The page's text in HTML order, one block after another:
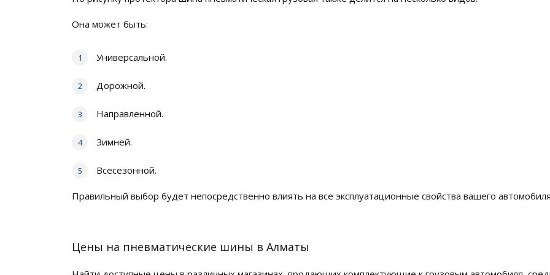
Она может быть:
Универсальной.
Дорожной.
Направленной.
Зимней.
Всесезонной.
Правильный выбор будет непосредственно влиять на все эксплуатационные свойства вашего
Цены на пневматические шины в Алматы